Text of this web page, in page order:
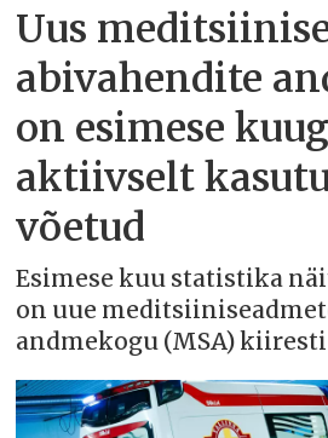
Uus
abivahendite
on esimese
aktiivselt
võetud
Esimese kuu statistika
on uue
andmekogu (MSA)